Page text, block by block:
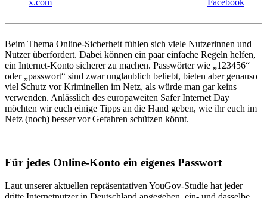
x.com Facebook
Beim Thema Online-Sicherheit fühlen sich viele Nutzerinnen und
Nutzer überfordert. Dabei können ein paar einfache Regeln helfen,
ein Internet-Konto sicherer zu machen. Passwörter wie „123456“
oder „passwort“ sind zwar unglaublich beliebt, bieten aber genauso
viel Schutz vor Kriminellen im Netz, als würde man gar keins
verwenden. Anlässlich des europaweiten Safer Internet Day
möchten wir euch einige Tipps an die Hand geben, wie ihr euch im
Netz (noch) besser vor Gefahren schützen könnt.
Für jedes Online-Konto ein eigenes Passwort
Laut unserer aktuellen repräsentativen YouGov-Studie hat jeder